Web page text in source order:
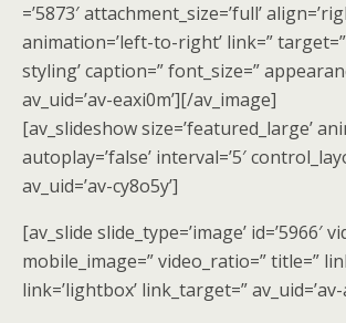
=’5873′ attachment_size=’full’
animation=’left-to-right’ link=”
styling’ caption=” font_size=”
av_uid=’av-eaxi0m’][/av_image]
[av_slideshow size=’featured_large’
autoplay=’false’ interval=’5′
av_uid=’av-cy8o5y’]
[av_slide slide_type=’image’ id=’5966′
mobile_image=” video_ratio=” title=”
link=’lightbox’ link_target=”